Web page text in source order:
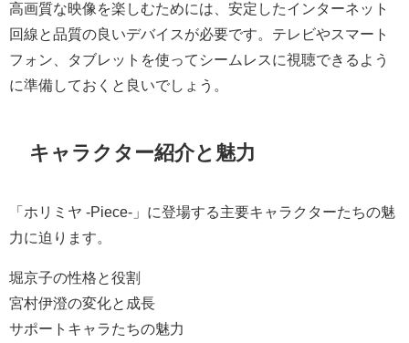
高画質な映像を楽しむためには、安定したインターネット
回線と品質の良いデバイスが必要です。テレビやスマート
フォン、タブレットを使ってシームレスに視聴できるよう
に準備しておくと良いでしょう。
キャラクター紹介と魅力
「ホリミヤ -Piece-」に登場する主要キャラクターたちの魅
力に迫ります。
堀京子の性格と役割
宮村伊澄の変化と成長
サポートキャラたちの魅力